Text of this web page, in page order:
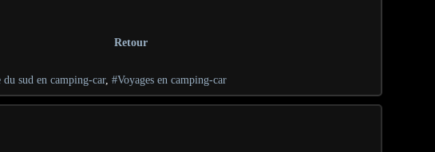
Retour
sud en camping-car, #Voyages en camping-car